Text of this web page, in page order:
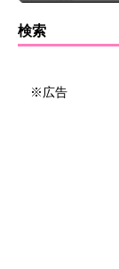
検索
※広告